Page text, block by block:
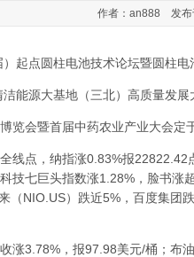
作者：an888 发布
点圆柱电池技术论坛暨圆柱电
源大基地（三北）高质量发展
会暨首届中药农业产业大会定
点，纳指涨0.83%报22822.42
技七巨头指数涨1.28%，脸书涨
（NIO.US）跌近5%，百度集团
3.78%，报97.98美元/桶；布